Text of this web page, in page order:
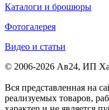
Каталоги и брошюры
Фотогалерея
Видео и статьи
© 2006-2026 Ав24, ИП
Вся представленная на
реализуемых товаров,